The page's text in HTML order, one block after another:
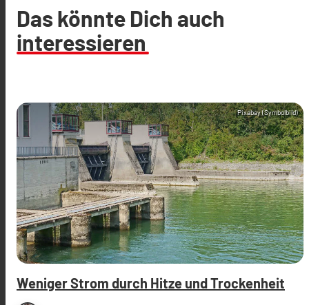
Das könnte Dich auch
interessieren
Pixabay (Symbolbild)
Weniger Strom durch Hitze und Trockenheit